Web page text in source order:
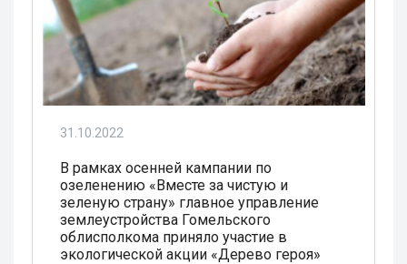
31.10.2022
В рамках осенней кампании по
озеленению «Вместе за чистую и
зеленую страну» главное управление
землеустройства Гомельского
облисполкома приняло участие в
экологической акции «Дерево героя»